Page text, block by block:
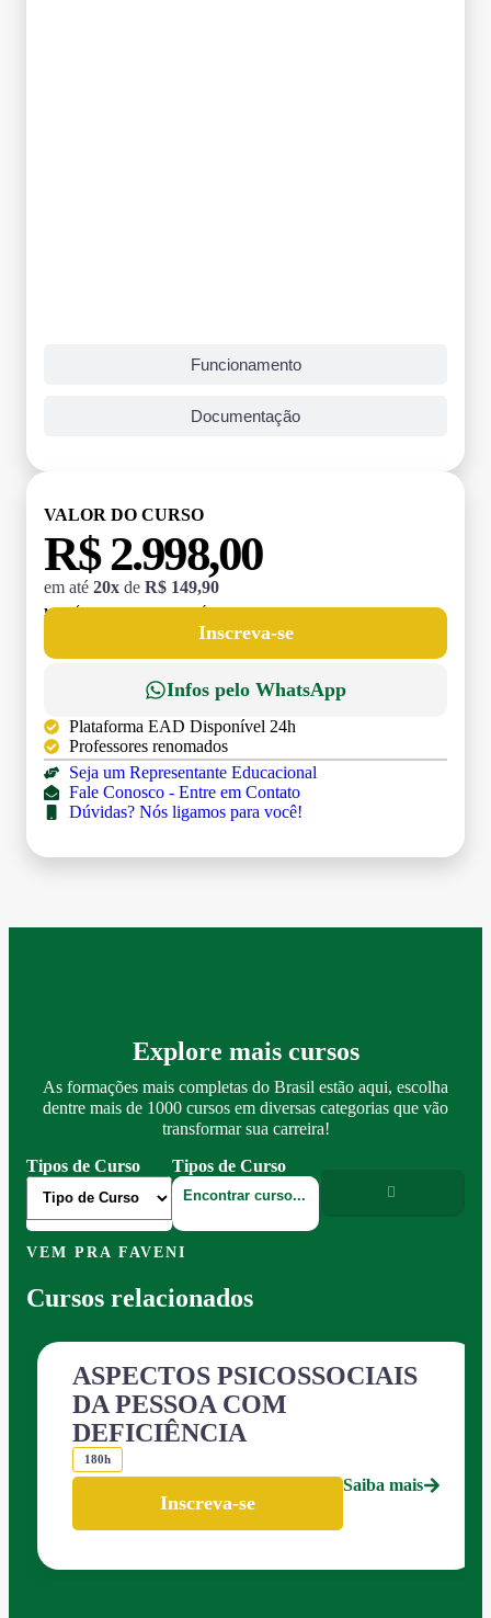
Funcionamento
Documentação
VALOR DO CURSO
R$ 2.998,00
em até 20x de R$ 149,90
MATRÍCULA:
Inscreva-se
Infos pelo WhatsApp
Plataforma EAD Disponível 24h
Professores renomados
Seja um Representante Educacional
Fale Conosco - Entre em Contato
Dúvidas? Nós ligamos para você!
Explore mais cursos
As formações mais completas do Brasil estão aqui, escolha
dentre mais de 1000 cursos em diversas categorias que vão
transformar sua carreira!
Tipos de Curso
Tipos de Curso
VEM PRA FAVENI
Cursos relacionados
ASPECTOS PSICOSSOCIAIS
DA PESSOA COM
DEFICIÊNCIA
180h
Inscreva-se
Saiba mais